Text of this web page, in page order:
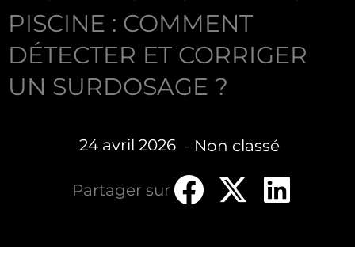
PISCINE : COMMENT
DÉTECTER ET CORRIGER
UN SURDOSAGE ?
24 avril 2026 - Non classé
Partager sur